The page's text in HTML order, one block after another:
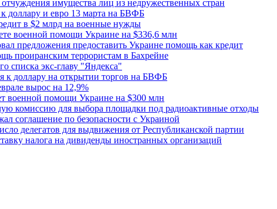
имущества лиц из недружественных стран
доллару и евро 13 марта на БВФБ
в $2 млрд на военные нужды
военной помощи Украине на $336,6 млн
предложения предоставить Украине помощь как кредит
проиранским террористам в Бахрейне
списка экс-главу "Яндекса"
к доллару на открытии торгов на БВФБ
вырос на 12,9%
военной помощи Украине на $300 млн
комиссию для выбора площадки под радиоактивные отходы
соглашение по безопасности с Украиной
делегатов для выдвижения от Республиканской партии
налога на дивиденды иностранных организаций